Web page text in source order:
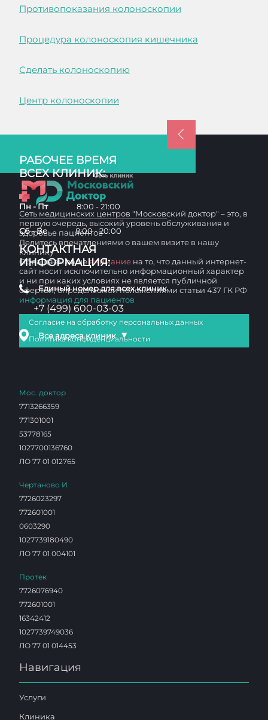
Противопоказания колоноскопии
Процедура колоноскопия кишечника
Сделать колоноскопию
Центр колоноскопии
РАБОЧЕЕ ВРЕМЯ
ВСЕХ КЛИНИК:
Пн - Пт 8:00 - 21:00
Сб - Вс 8:00 - 20:00
КОНТАКТНАЯ
ИНФОРМАЦИЯ:
Единый номер для всех клиник
+7 (499) 600-03-03
Все адреса клиник ▼
Сеть медицинских центров "Московский доктор" – это, в
первую очередь, высокий уровень обслуживания и
здоровье пациентов
Делитесь впечатлениями о вашем визите в нашу
клинику
Обращаем вашевнимание на то, что данный интернет-
сайт носит исключительно информационный характер
и ни при каких условиях не является публичной
офертой, определяемой положениями статьи 437 ГК РФ
информация для пациентов
Согласие на обработку персональных данных
Политика конфиденциальности
Мос. доктор
7713266359
771301001
53778165
1027700136760
ЛО 77 01 012765
Чертаново И
7726023297
772601001
0603290
1027739180490
ЛО 77 01 004101
Протек
7726076940
772601001
16342412
1027739749036
ЛО 77 01 014453
Навигация
Услуги
Клиника